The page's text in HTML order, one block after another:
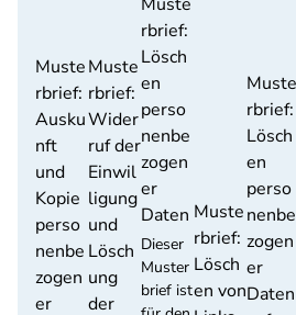
Muste
rbrief:
Ausku
nft
und
Kopie
perso
nenbe
zogen
er
Muste
rbrief:
Wider
ruf der
Einwil
ligung
und
Lösch
ung
der
rbrief:
Lösch
en
perso
nenbe
zogen
er
Daten
Dieser
Muster
brief ist
Muste
rbrief:
Lösch
en von
Muste
rbrief:
Lösch
en
perso
nenbe
zogen
er
Daten